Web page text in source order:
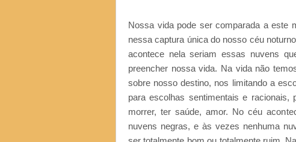
Nossa vida pode ser comparada a este
nessa captura única do nosso céu
acontece nela seriam essas nuvens
preencher nossa vida. Na vida não
sobre nosso destino, nos limitando a
para escolhas sentimentais e
morrer, ter saúde, amor. No céu
nuvens negras, e às vezes nenhuma